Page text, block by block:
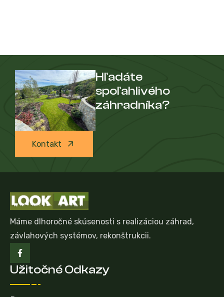
Hľadáte
spoľahlivého
záhradníka?
Kontakt
Máme dlhoročné skúsenosti s realizáciou záhrad,
závlahových systémov, rekonštrukcii.
Užitočné Odkazy